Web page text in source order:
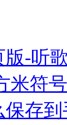
版-听
米符
存